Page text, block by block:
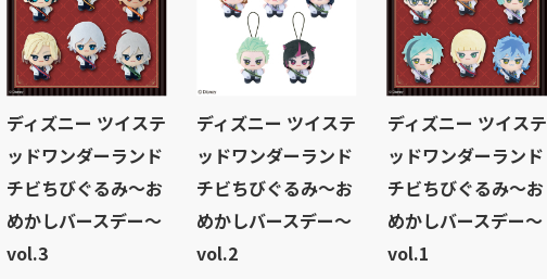
ディズニー ツイステ
ッドワンダーランド
チビちびぐるみ～お
めかしバースデー～
vol.3
ディズニー ツイステ
ッドワンダーランド
チビちびぐるみ～お
めかしバースデー～
vol.2
ディズニー ツイステ
ッドワンダーランド
チビちびぐるみ～お
めかしバースデー～
vol.1